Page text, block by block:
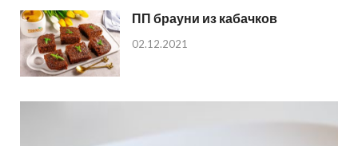
ПП брауни из кабачков
02.12.2021